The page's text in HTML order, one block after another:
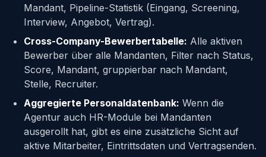
Mandant, Pipeline-Statistik (Eingang, Screening,
Interview, Angebot, Vertrag).
Cross-Company-Bewerbertabelle: Alle aktiven
Bewerber über alle Mandanten, Filter nach Status,
Score, Mandant, gruppierbar nach Mandant,
Stelle, Recruiter.
Aggregierte Personaldatenbank: Wenn die
Agentur auch HR-Module bei Mandanten
ausgerollt hat, gibt es eine zusätzliche Sicht auf
aktive Mitarbeiter, Eintrittsdaten und Vertragsenden.